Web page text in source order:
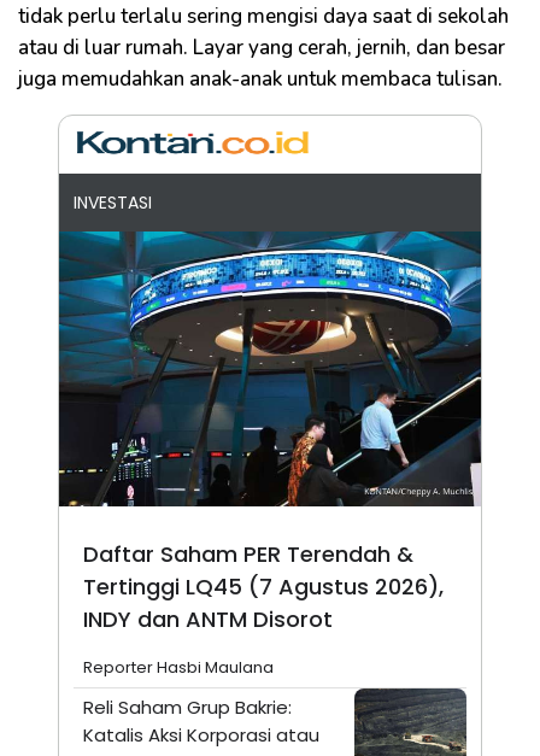
tidak perlu terlalu sering mengisi daya saat di sekolah
atau di luar rumah. Layar yang cerah, jernih, dan besar
juga memudahkan anak-anak untuk membaca tulisan.
INVESTASI
Daftar Saham PER Terendah &
Tertinggi LQ45 (7 Agustus 2026),
INDY dan ANTM Disorot
Reporter Hasbi Maulana
Reli Saham Grup Bakrie:
Katalis Aksi Korporasi atau